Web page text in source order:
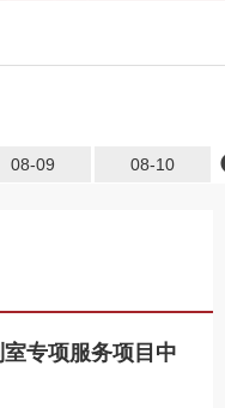
08-09 08-10
专项服务项目中